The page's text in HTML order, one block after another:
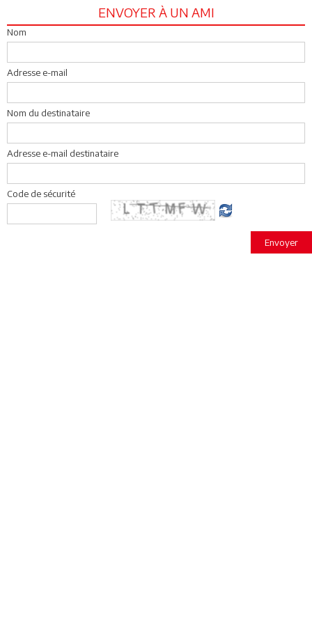
ENVOYER À UN AMI
Nom
Adresse e-mail
Nom du destinataire
Adresse e-mail destinataire
Code de sécurité
Envoyer